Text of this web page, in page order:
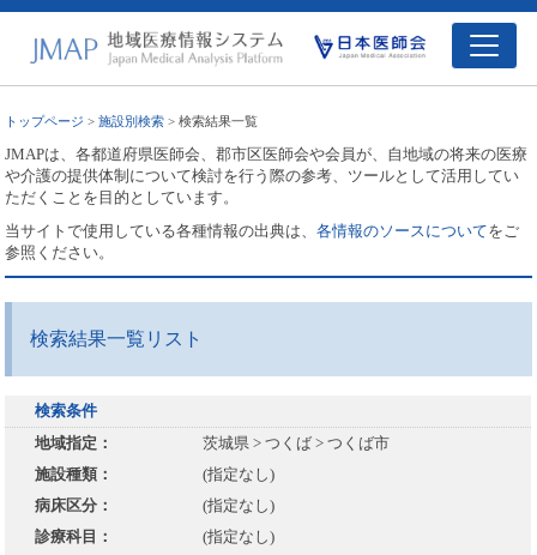
トップページ >施設別検索 > 検索結果一覧
JMAPは、各都道府県医師会、郡市区医師会や会員が、自地域の将来の医療
や介護の提供体制について検討を行う際の参考、ツールとして活用してい
ただくことを目的としています。
当サイトで使用している各種情報の出典は、各情報のソースについてをご
参照ください。
検索結果一覧リスト
検索条件
地域指定：
茨城県 > つくば > つくば市
施設種類：
(指定なし)
病床区分：
(指定なし)
診療科目：
(指定なし)